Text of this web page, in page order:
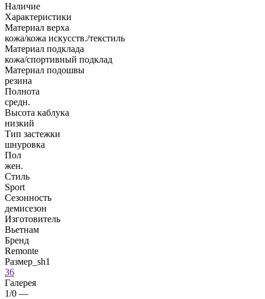
Наличие
Характеристики
Материал верха
кожа/кожа искусств./текстиль
Материал подклада
кожа/спортивный подклад
Материал подошвы
резина
Полнота
средн.
Высота каблука
низкий
Тип застежки
шнуровка
Пол
жен.
Стиль
Sport
Сезонность
демисезон
Изготовитель
Вьетнам
Бренд
Remonte
Размер_sh1
36
Галерея
1/0 —